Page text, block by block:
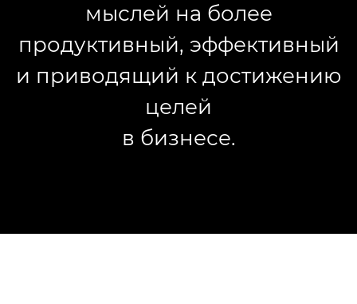
мыслей на более
продуктивный, эффективный
и приводящий к достижению
целей
в бизнесе.